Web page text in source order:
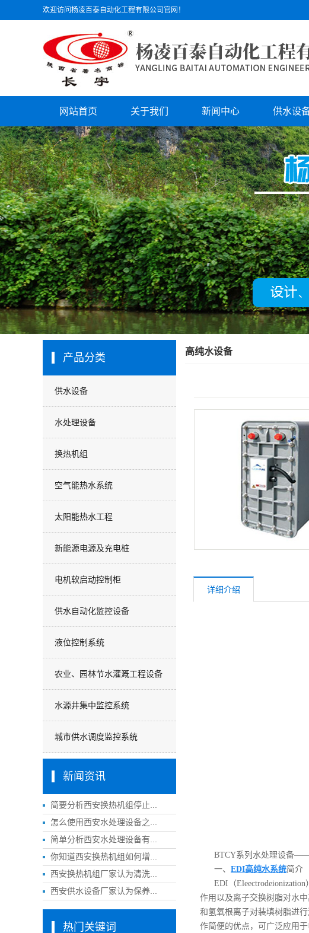
欢迎访问杨凌百泰自动化工程有限公司官网！
网站首页 关于我们
公司简介
文化理念
组织机构
员工风采
公司荣誉
资质证书
厂房展示
客户名录
营业执照
新闻中心
公司动态
行业动态
技术支持
供水设
产品分类
供水设备
水处理设备
换热机组
空气能热水系统
太阳能热水工程
新能源电源及充电桩
电机软启动控制柜
供水自动化监控设备
液位控制系统
农业、园林节水灌溉工程设备
水源井集中监控系统
城市供水调度监控系统
新闻资讯
简要分析西安换热机组停止...
怎么使用西安水处理设备之...
简单分析西安水处理设备有...
你知道西安换热机组如何增...
西安换热机组厂家认为清洗...
西安供水设备厂家认为保养...
热门关键词
高纯水设备
详细介绍
BTCY系列水处理设备
一、 EDI高纯水系统简介
EDI（
作用以及离子交换树脂对水
和氢氧根离子对装填树脂进
作简便的优点，可广泛应用